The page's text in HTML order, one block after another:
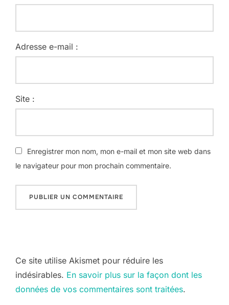
Adresse e-mail :
Site :
Enregistrer mon nom, mon e-mail et mon site web dans
le navigateur pour mon prochain commentaire.
Ce site utilise Akismet pour réduire les
indésirables. En savoir plus sur la façon dont les
données de vos commentaires sont traitées.